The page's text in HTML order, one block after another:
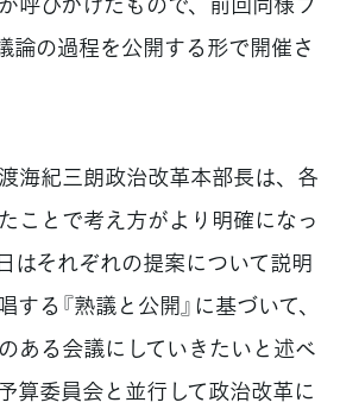
論の過程を公開する形で開催さ
海紀三朗政治改革本部長は、各
ことで考え方がより明確になっ
はそれぞれの提案について説明
る『熟議と公開』に基づいて、
ある会議にしていきたいと述べ
算委員会と並行して政治改革に